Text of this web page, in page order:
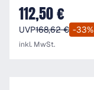
Verkaufspreis:
112,50 €
UVP168,62 € -33%
inkl. MwSt.